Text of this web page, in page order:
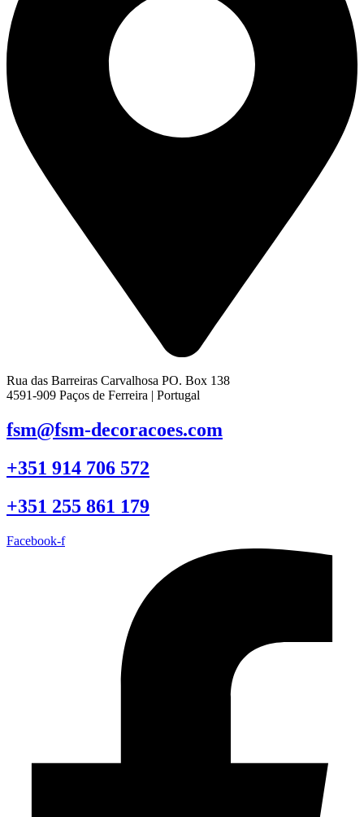
Rua das Barreiras Carvalhosa PO. Box 138
4591-909 Paços de Ferreira | Portugal
fsm@fsm-decoracoes.com
+351 914 706 572
+351 255 861 179
Facebook-f